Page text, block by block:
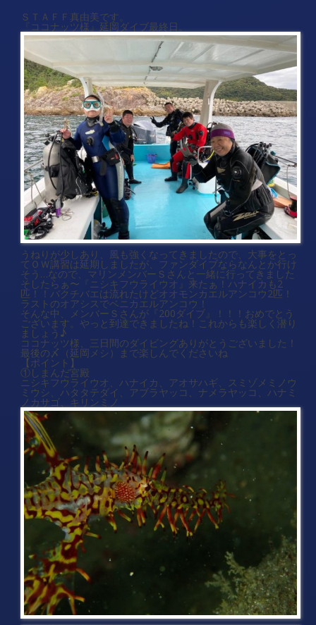
ＳＴＡＦＦ真由美です。
『ココナッツ様』延岡ダイブ最終日。
うねりが少しあり、風も強くなってきましたので、大事をとっ
てＯＷ講習は延期しましたが、ファンダイブならなんとか行け
そう…なので、マリンメンバーＳさんと一緒に行ってきました
そしたらぁ〜『ニシキフウライウオ』来たぁ！ハナイカも2
匹！！バクチバエは流れたけどオオモンカエルアンコウ2匹！
ラストのオアシスでベニカエルアンコウ！
そんな中、メンバーＳさんが『200ダイブ』！！！おめでとう
ございます。やっと到達できましたね！これからも楽しく潜り
ましょう♪
ココナッツ様、三日間のダイビングありがとうございました！
最後の〆（延岡メシ）まで楽しんでくださいね
【ポイント】
①しまんだ宮殿
ニシキフウライウオ、ハナイカ、アオサハギ、スミゾメミノウ
ミウシ、ハタタテダイ、アブラヤッコ、ナメラヤッコ、ハナミ
ノカサゴ、キリンミノ